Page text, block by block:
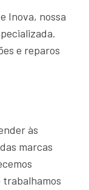
Inova, nossa
e reparos
às
marcas
trabalhamos